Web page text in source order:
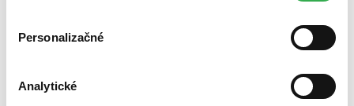
Personalizačné
Analytické